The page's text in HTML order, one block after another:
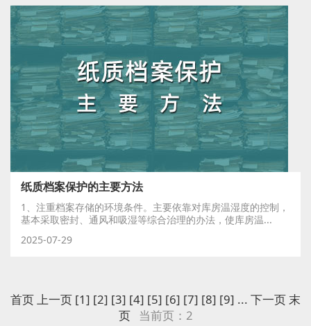
纸质档案保护的主要方法
1、注重档案存储的环境条件。主要依靠对库房温湿度的控制，
基本采取密封、通风和吸湿等综合治理的办法，使库房温...
2025-07-29
首页上一页 [1] [2] [3] [4] [5] [6] [7] [8] [9] ... 下一页末
页当前页：2